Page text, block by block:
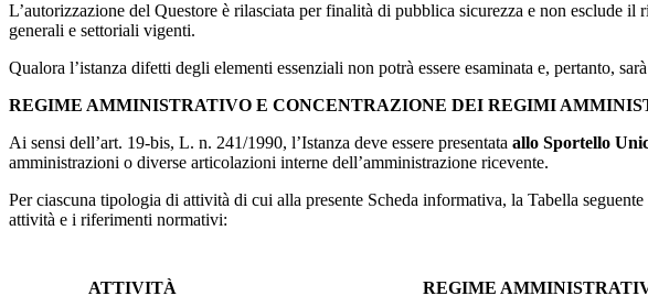
L’autorizzazione del Questore è rilasciata per finalità di pubblica sicurezza e non esclude
generali e settoriali vigenti.
Qualora l’istanza difetti degli elementi essenziali non potrà essere esaminata e, pertanto,
REGIME AMMINISTRATIVO E CONCENTRAZIONE DEI REGIMI
Ai sensi dell’art. 19-bis, L. n. 241/1990, l’Istanza deve essere presentata allo Sportello
amministrazioni o diverse articolazioni interne dell’amministrazione ricevente.
Per ciascuna tipologia di attività di cui alla presente Scheda informativa, la Tabella
attività e i riferimenti normativi:
ATTIVITÀ REGIME